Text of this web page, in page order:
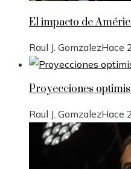
El impacto de
Raul J. GomzalezHace
Proyecciones
Raul J. GomzalezHace